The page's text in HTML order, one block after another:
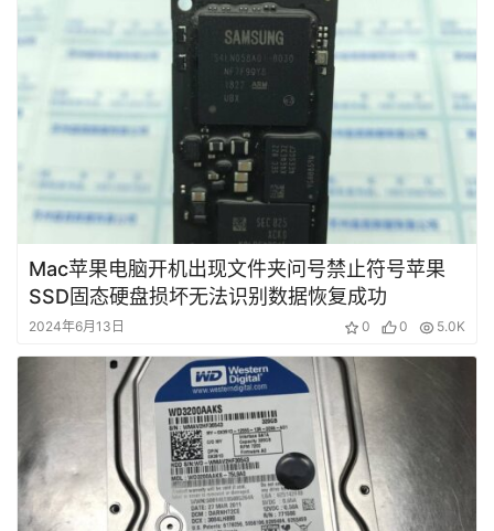
Mac苹果电脑开机出现文件夹问号禁止符号苹果
SSD固态硬盘损坏无法识别数据恢复成功
2024年6月13日 0 0 5.0K